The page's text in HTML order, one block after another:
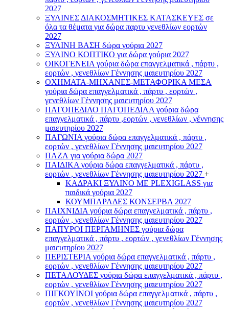
2027
ΞΥΛΙΝΕΣ ΔΙΑΚΟΣΜΗΤΙΚΕΣ ΚΑΤΑΣΚΕΥΕΣ σε
όλα τα θέματα για δώρα παρτυ γενεθλίων εορτών
2027
ΞΥΛΙΝΗ ΒΑΣΗ δώρα γούρια 2027
ΞΥΛΙΝΟ ΚΟΠΤΙΚΟ για δώρα γούρια 2027
ΟΙΚΟΓΕΝΕΙΑ γούρια δώρα επαγγελματικά , πάρτυ ,
εορτών , γενεθλίων Γέννησης μαιευτηρίου 2027
ΟΧΗΜΑΤΑ-ΜΗΧΑΝΕΣ-ΜΕΤΑΦΟΡΙΚΑ ΜΕΣΑ
γούρια δώρα επαγγελματικά , πάρτυ , εορτών ,
γενεθλίων Γέννησης μαιευτηρίου 2027
ΠΑΓΟΠΕΔΙΛΟ ΠΑΓΟΠΕΔΙΛΑ γούρια δώρα
επαγγελματικά , πάρτυ ,εορτών , γενεθλίων , γέννησης
μαιευτηρίου 2027
ΠΑΓΩΝΙΑ γούρια δώρα επαγγελματικά , πάρτυ ,
εορτών , γενεθλίων Γέννησης μαιευτηρίου 2027
ΠΑΖΛ για γούρια δώρα 2027
ΠΑΙΔΙΚΑ γούρια δώρα επαγγελματικά , πάρτυ ,
εορτών , γενεθλίων Γέννησης μαιευτηρίου 2027 +
ΚΑΔΡΑΚΙ ΞΥΛΙΝΟ ΜΕ PLEXIGLASS για
παιδικά γούρια 2027
ΚΟΥΜΠΑΡΑΔΕΣ ΚΟΝΣΕΡΒΑ 2027
ΠΑΙΧΝΙΔΙΑ γούρια δώρα επαγγελματικά , πάρτυ ,
εορτών , γενεθλίων Γέννησης μαιευτηρίου 2027
ΠΑΠΥΡΟΙ ΠΕΡΓΑΜΗΝΕΣ γούρια δώρα
επαγγελματικά , πάρτυ , εορτών , γενεθλίων Γέννησης
μαιευτηρίου 2027
ΠΕΡΙΣΤΕΡΙΑ γούρια δώρα επαγγελματικά , πάρτυ ,
εορτών , γενεθλίων Γέννησης μαιευτηρίου 2027
ΠΕΤΑΛΟΥΔΕΣ γούρια δώρα επαγγελματικά , πάρτυ ,
εορτών , γενεθλίων Γέννησης μαιευτηρίου 2027
ΠΙΓΚΟΥΙΝΟΙ γούρια δώρα επαγγελματικά , πάρτυ ,
εορτών , γενεθλίων Γέννησης μαιευτηρίου 2027